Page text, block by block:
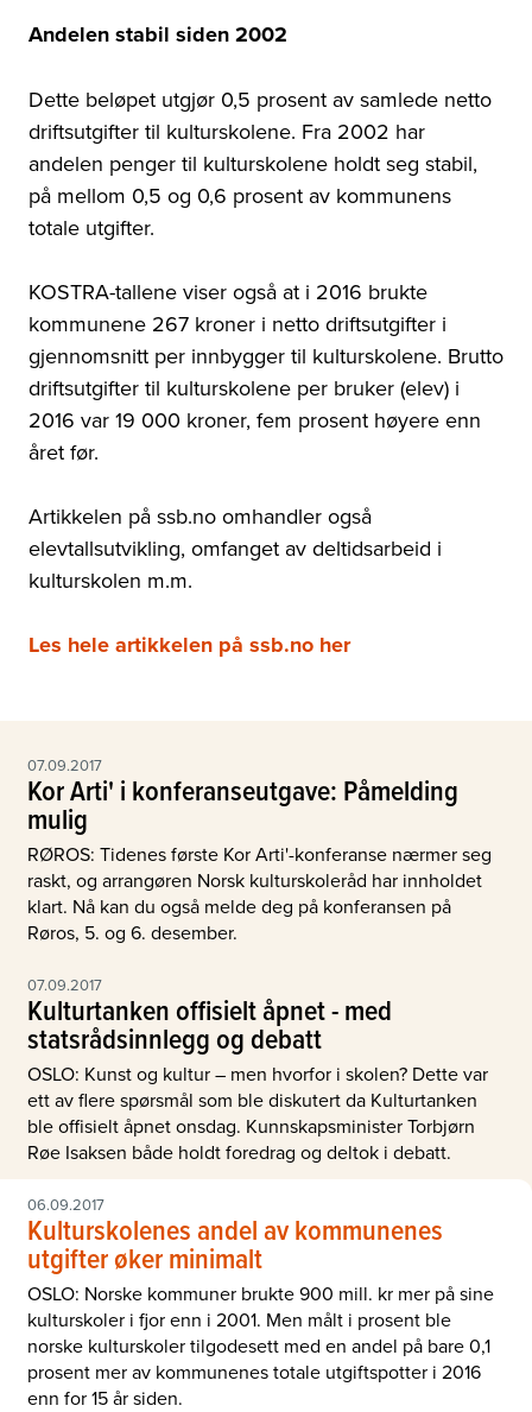
Andelen stabil siden 2002
Dette beløpet utgjør 0,5 prosent av samlede netto
driftsutgifter til kulturskolene. Fra 2002 har
andelen penger til kulturskolene holdt seg stabil,
på mellom 0,5 og 0,6 prosent av kommunens
totale utgifter.
KOSTRA-tallene viser også at i 2016 brukte
kommunene 267 kroner i netto driftsutgifter i
gjennomsnitt per innbygger til kulturskolene. Brutto
driftsutgifter til kulturskolene per bruker (elev) i
2016 var 19 000 kroner, fem prosent høyere enn
året før.
Artikkelen på ssb.no omhandler også
elevtallsutvikling, omfanget av deltidsarbeid i
kulturskolen m.m.
Les hele artikkelen på ssb.no her
07.09.2017
Kor Arti' i konferanseutgave: Påmelding
mulig
RØROS: Tidenes første Kor Arti'-konferanse nærmer seg
raskt, og arrangøren Norsk kulturskoleråd har innholdet
klart. Nå kan du også melde deg på konferansen på
Røros, 5. og 6. desember.
07.09.2017
Kulturtanken offisielt åpnet - med
statsrådsinnlegg og debatt
OSLO: Kunst og kultur – men hvorfor i skolen? Dette var
ett av flere spørsmål som ble diskutert da Kulturtanken
ble offisielt åpnet onsdag. Kunnskapsminister Torbjørn
Røe Isaksen både holdt foredrag og deltok i debatt.
06.09.2017
Kulturskolenes andel av kommunenes
utgifter øker minimalt
OSLO: Norske kommuner brukte 900 mill. kr mer på sine
kulturskoler i fjor enn i 2001. Men målt i prosent ble
norske kulturskoler tilgodesett med en andel på bare 0,1
prosent mer av kommunenes totale utgiftspotter i 2016
enn for 15 år siden.